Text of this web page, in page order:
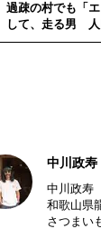
過疎の村でも「
して、走る男 人
中川政寿
中川政寿
和歌山県
さつまい